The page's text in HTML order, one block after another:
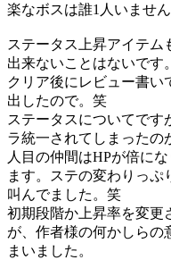
楽なボスは誰1人いません
ステータス上昇アイテム
出来ないことはないです。
クリア後にレビュー書い
出したので。笑
ステータスについてです
ラ統一されてしまったの
人目の仲間はHPが倍に
ます。ステの変わりっ
叫んでました。笑
初期段階か上昇率を変更
が、作者様の何かしらの
まいました。